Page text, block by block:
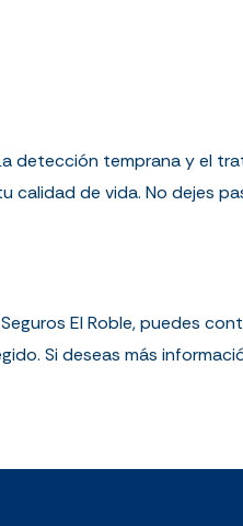
detección temprana y el
de vida. No dejes
El Roble, puedes
Si deseas más